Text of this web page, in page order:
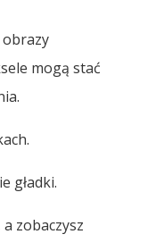
mogą stać
gładki.
zobaczysz